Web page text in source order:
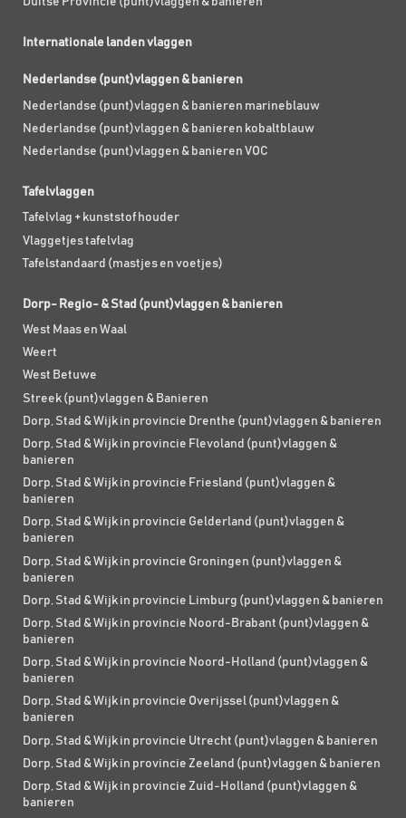
Internationale landen vlaggen
Nederlandse (punt)vlaggen & banieren
Nederlandse (punt)vlaggen & banieren marineblauw
Nederlandse (punt)vlaggen & banieren kobaltblauw
Nederlandse (punt)vlaggen & banieren VOC
Tafelvlaggen
Tafelvlag + kunststof houder
Vlaggetjes tafelvlag
Tafelstandaard (mastjes en voetjes)
Dorp- Regio- & Stad (punt)vlaggen & banieren
West Maas en Waal
Weert
West Betuwe
Streek (punt)vlaggen & Banieren
Dorp, Stad & Wijk in provincie Drenthe (punt)vlaggen & banieren
Dorp, Stad & Wijk in provincie Flevoland (punt)vlaggen &
banieren
Dorp, Stad & Wijk in provincie Friesland (punt)vlaggen &
banieren
Dorp, Stad & Wijk in provincie Gelderland (punt)vlaggen &
banieren
Dorp, Stad & Wijk in provincie Groningen (punt)vlaggen &
banieren
Dorp, Stad & Wijk in provincie Limburg (punt)vlaggen & banieren
Dorp, Stad & Wijk in provincie Noord-Brabant (punt)vlaggen &
banieren
Dorp, Stad & Wijk in provincie Noord-Holland (punt)vlaggen &
banieren
Dorp, Stad & Wijk in provincie Overijssel (punt)vlaggen &
banieren
Dorp, Stad & Wijk in provincie Utrecht (punt)vlaggen & banieren
Dorp, Stad & Wijk in provincie Zeeland (punt)vlaggen & banieren
Dorp, Stad & Wijk in provincie Zuid-Holland (punt)vlaggen &
banieren